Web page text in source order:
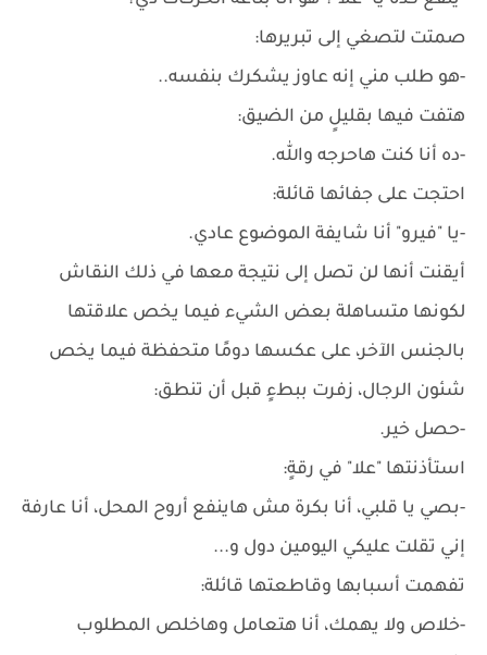
صمتت لتصغي إلى تبريرها:
-هو طلب مني إنه عاوز يشكرك بنفسه..
هتفت فيها بقليلٍ من الضيق:
-ده أنا كنت هاحرجه والله.
احتجت على جفائها قائلة:
-يا "فيرو" أنا شايفة الموضوع عادي.
أيقنت أنها لن تصل إلى نتيجة معها في ذلك النقاش
لكونها متساهلة بعض الشيء فيما يخص علاقتها
بالجنس الآخر، على عكسها دومًا متحفظة فيما يخص
شئون الرجال، زفرت ببطءٍ قبل أن تنطق:
-حصل خير.
استأذنتها "علا" في رقةٍ:
-بصي يا قلبي، أنا بكرة مش هاينفع أروح المحل، أنا عارفة
إني تقلت عليكي اليومين دول و...
تفهمت أسبابها وقاطعتها قائلة:
-خلاص ولا يهمك، أنا هتعامل وهاخلص المطلوب